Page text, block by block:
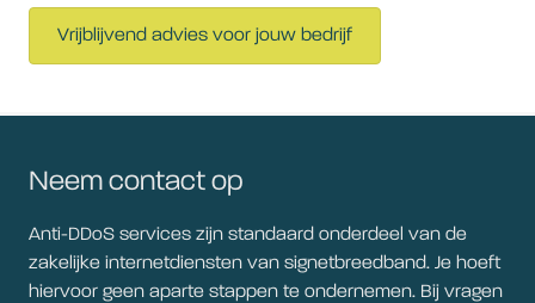
Vrijblijvend advies voor jouw bedrijf
Neem contact op
Anti-DDoS services zijn standaard onderdeel van de
zakelijke internetdiensten van signetbreedband. Je hoeft
hiervoor geen aparte stappen te ondernemen. Bij vragen